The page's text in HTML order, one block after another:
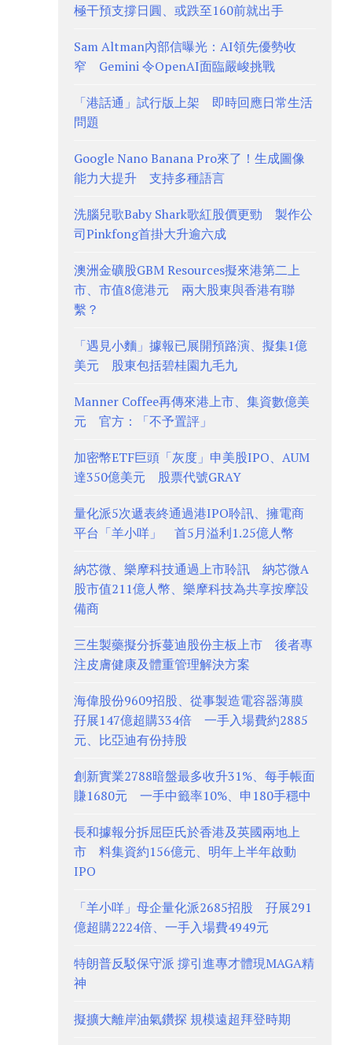
極干預支撐日圓、或跌至160前就出手
Sam Altman內部信曝光：AI領先優勢收
窄 Gemini 令OpenAI面臨嚴峻挑戰
「港話通」試行版上架 即時回應日常生活
問題
Google Nano Banana Pro來了！生成圖像
能力大提升 支持多種語言
洗腦兒歌Baby Shark歌紅股價更勁 製作公
司Pinkfong首掛大升逾六成
澳洲金礦股GBM Resources擬來港第二上
市、市值8億港元 兩大股東與香港有聯
繫？
「遇見小麵」據報已展開預路演、擬集1億
美元 股東包括碧桂園九毛九
Manner Coffee再傳來港上市、集資數億美
元 官方：「不予置評」
加密幣ETF巨頭「灰度」申美股IPO、AUM
達350億美元 股票代號GRAY
量化派5次遞表終通過港IPO聆訊、擁電商
平台「羊小咩」 首5月溢利1.25億人幣
納芯微、樂摩科技通過上市聆訊 納芯微A
股市值211億人幣、樂摩科技為共享按摩設
備商
三生製藥擬分拆蔓迪股份主板上市 後者專
注皮膚健康及體重管理解決方案
海偉股份9609招股、從事製造電容器薄膜
孖展147億超購334倍 一手入場費約2885
元、比亞迪有份持股
創新實業2788暗盤最多收升31%、每手帳面
賺1680元 一手中籤率10%、申180手穩中
長和據報分拆屈臣氏於香港及英國兩地上
市 料集資約156億元、明年上半年啟動
IPO
「羊小咩」母企量化派2685招股 孖展291
億超購2224倍、一手入場費4949元
特朗普反駁保守派 撐引進專才體現MAGA精
神
擬擴大離岸油氣鑽探 規模遠超拜登時期